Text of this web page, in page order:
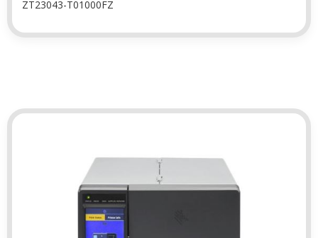
ZT23043-T01000FZ